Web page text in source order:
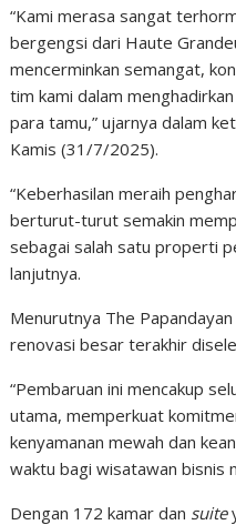
“Kami merasa sangat
bergengsi dari Haute
mencerminkan semangat,
tim kami dalam
para tamu,” ujarnya dalam
Kamis (31/7/2025).
“Keberhasilan meraih
berturut-turut semakin
sebagai salah satu properti
lanjutnya.
Menurutnya The
renovasi besar terakhir
“Pembaruan ini mencakup
utama, memperkuat
kenyamanan mewah dan
waktu bagi wisatawan bisnis
Dengan 172 kamar dan suite